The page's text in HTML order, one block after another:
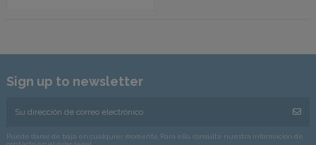
Sign up to newsletter
Puede darse de baja en cualquier momento. Para ello, consulte nuestra información de